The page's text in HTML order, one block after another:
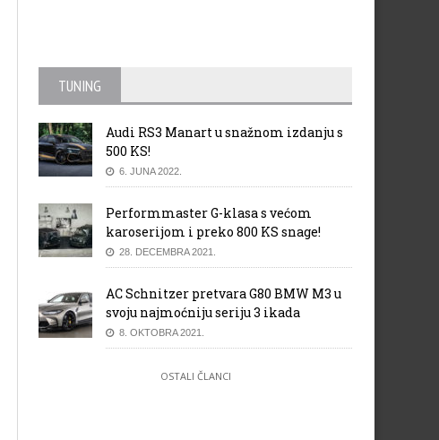
TUNING
Audi RS3 Manart u snažnom izdanju s
500 KS!
6. JUNA 2022.
Performmaster G-klasa s većom
karoserijom i preko 800 KS snage!
28. DECEMBRA 2021.
AC Schnitzer pretvara G80 BMW M3 u
svoju najmoćniju seriju 3 ikada
8. OKTOBRA 2021.
OSTALI ČLANCI